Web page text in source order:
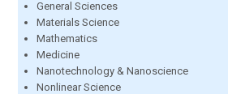
General Sciences
Materials Science
Mathematics
Medicine
Nanotechnology & Nanoscience
Nonlinear Science